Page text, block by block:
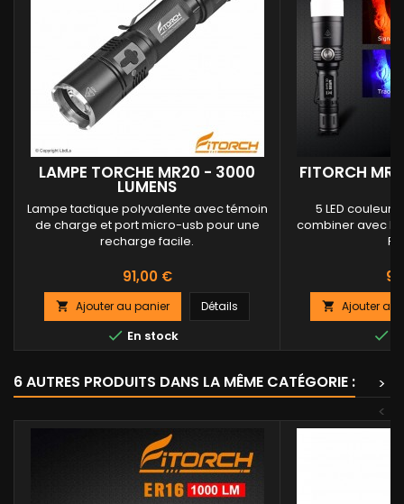
LAMPE TORCHE MR20 - 3000
LUMENS
Lampe tactique polyvalente avec témoin
de charge et port micro-usb pour une
recharge facile.
Prix
91,00 €
 Ajouter au panier Détails
 En stock
FITORCH
5 LED couleur :
combiner avec
 Ajouter au

6 AUTRES PRODUITS DANS LA MÊME CATÉGORIE :
>
<